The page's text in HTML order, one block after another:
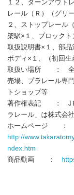
１２、ターンアウト
レール（Ｒ）（グリ
２、ストップレール
架駅×１、ブロックト
取扱説明書×１、部
ボディ×１、（初回
取扱い場所 ： 全国
売場、プラレール専
トショップ
著作権表記 ： JＲ
ラレール」は株式会
ホームページ ：
http://
ndex.htm
商品動画 ：